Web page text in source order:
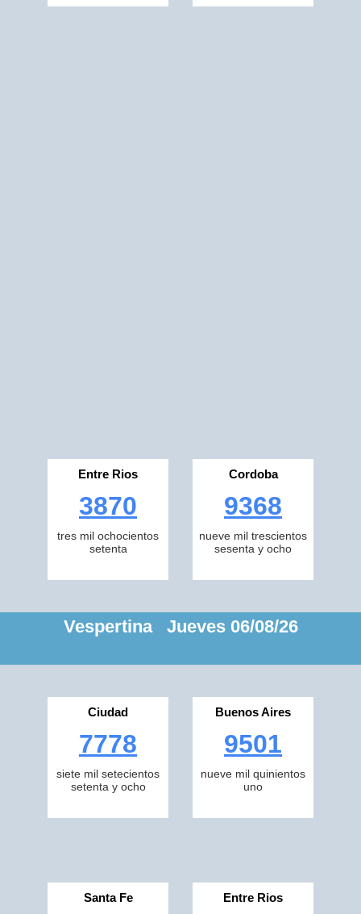
Entre Rios
3870
tres mil ochocientos
setenta
Cordoba
9368
nueve mil trescientos
sesenta y ocho
Vespertina Jueves 06/08/26
Ciudad
7778
siete mil setecientos
setenta y ocho
Buenos Aires
9501
nueve mil quinientos
uno
Santa Fe Entre Rios